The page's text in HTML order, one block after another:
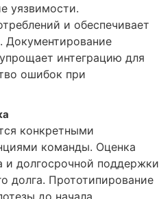
уязвимости.
и обеспечивает
Документирование
интеграцию для
ошибок при
конкретными
команды. Оценка
и долгосрочной поддержки
долга. Прототипирование
до начала